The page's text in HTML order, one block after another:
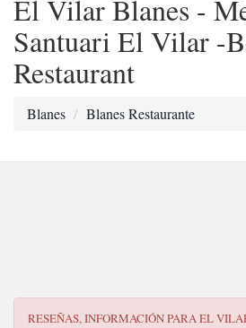
El Vilar Blanes -
Santuari El Vilar -
Restaurant
Blanes Blanes Restaurante
RESEÑAS, INFORMACIÓN PARAEL